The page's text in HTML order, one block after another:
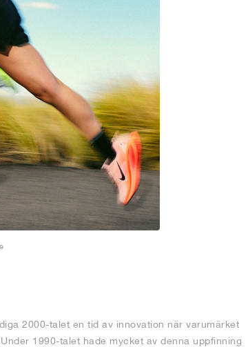
2000-talet en tid av innovation när varumärket
Under 1990-talet hade mycket av denna uppfinning